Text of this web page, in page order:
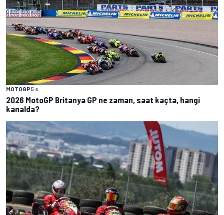
MOTOGP5 s
2026 MotoGP Britanya GP ne zaman, saat kaçta, hangi
kanalda?